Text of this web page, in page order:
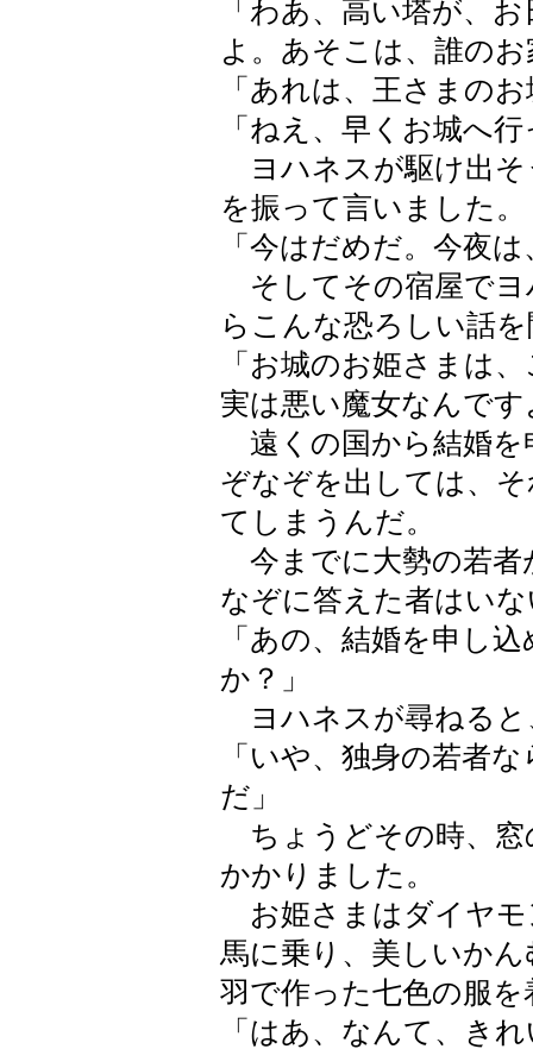
「わあ、高い塔が、
よ。あそこは、誰の
「あれは、王さまの
「ねえ、早くお城へ
ヨハネスが駆け出そ
を振って言いました。
「今はだめだ。今夜
そしてその宿屋でヨ
らこんな恐ろしい話
「お城のお姫さまは
実は悪い魔女なんです
遠くの国から結婚を
ぞなぞを出しては、
てしまうんだ。
今までに大勢の若者
なぞに答えた者はい
「あの、結婚を申し
か？」
ヨハネスが尋ねると
「いや、独身の若者
だ」
ちょうどその時、窓
かかりました。
お姫さまはダイヤモ
馬に乗り、美しいか
羽で作った七色の服
「はあ、なんて、き